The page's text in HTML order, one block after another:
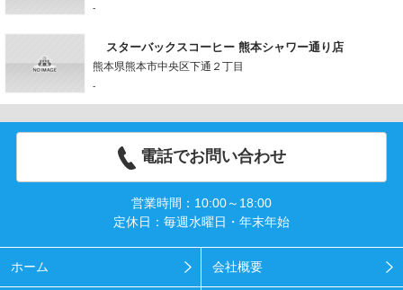
-
スターバックスコーヒー 熊本シャワー通り店
熊本県熊本市中央区下通２丁目
-
電話でお問い合わせ
営業時間：10:00～18:00
定休日：毎週水曜日・年末年始
ホーム 会社概要